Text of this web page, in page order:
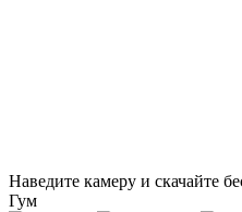
Наведите камеру и скачайте
Гум